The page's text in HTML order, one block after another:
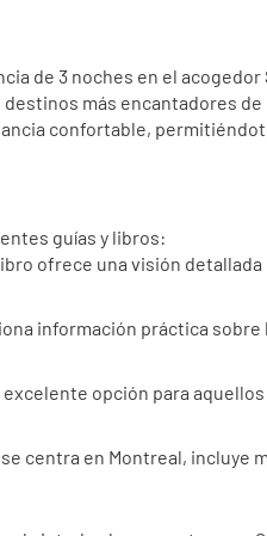
de 3 noches en el
más encantadores de
confortable,
guías y libros:
ofrece una visión
información práctica
excelente opción para
centra en Montreal, incluye